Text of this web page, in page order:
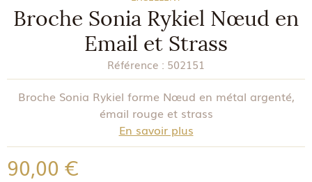
Broche Sonia Rykiel Nœud en
Email et Strass
Référence : 502151
Broche Sonia Rykiel forme Nœud en métal argenté,
émail rouge et strass
En savoir plus
90,00 €